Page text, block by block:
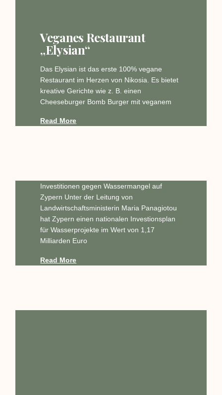
Veganes Restaurant
„Elysian“
Das Elysian ist das erste 100% vegane
Restaurant im Herzen von Nikosia. Es bietet
kreative Gerichte wie z. B. einen
Cheeseburger Bomb Burger mit veganem
Read More
Investitionen gegen Wassermangel auf
Zypern Unter der Leitung von
Landwirtschaftsministerin Maria Panagiotou
hat Zypern einen nationalen Investionsplan
für Wasserprojekte im Wert von 1,17
Milliarden Euro
Read More